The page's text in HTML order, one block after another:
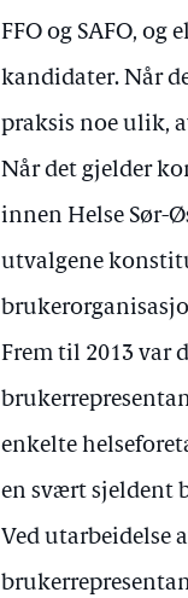
FFO og SAFO,
kandidater. Når
praksis noe ulik,
Når det gjelder
innen Helse Sør-
utvalgene
Frem til 2013 var
enkelte
en svært sjeldent
Ved utarbeidelse